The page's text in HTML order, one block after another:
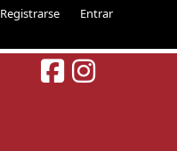
Registrarse Entrar